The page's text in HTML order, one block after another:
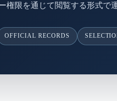
権限を通じて閲覧する形式で
OFFICIAL RECORDS